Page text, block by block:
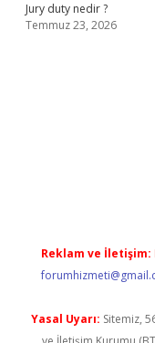
Jury duty nedir ?
Temmuz 23, 2026
Reklam ve İletişim:
Yasal Uyarı: Sitemiz,